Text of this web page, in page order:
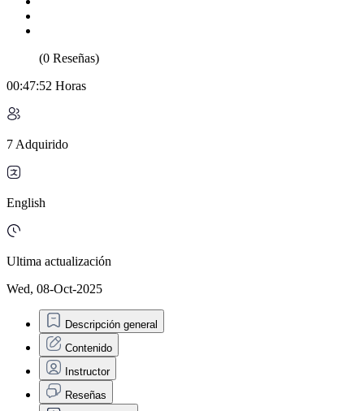
(0 Reseñas)
00:47:52 Horas
7 Adquirido
English
Ultima actualización
Wed, 08-Oct-2025
Descripción general
Contenido
Instructor
Reseñas